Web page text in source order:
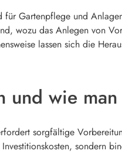
Gartenpflege und
wozu das Anlegen von
lassen sich die
und wie
sorgfältige
sondern